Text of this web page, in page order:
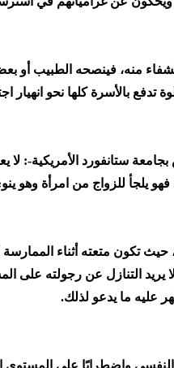
منه، فينصحه الطبيب أو
تدفع بالأسرة كلها نحو
ستانفورد الأمريكية-: لا
يلجأ للزواج من امرأة وهو
حيث تكون متعته أثناء
يريد التنازل عن رجولته على
عليه ما يدعو لذلك.